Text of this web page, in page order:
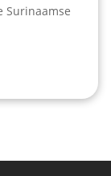
Surinaamse